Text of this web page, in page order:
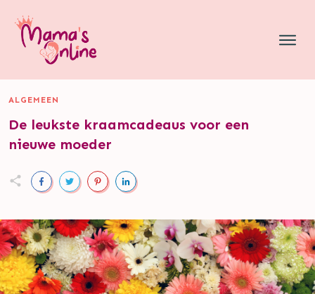
ALGEMEEN
De leukste kraamcadeaus voor een
nieuwe moeder